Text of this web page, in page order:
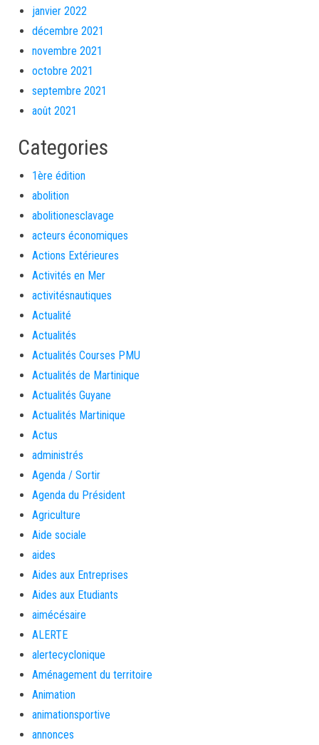
janvier 2022
décembre 2021
novembre 2021
octobre 2021
septembre 2021
août 2021
Categories
1ère édition
abolition
abolitionesclavage
acteurs économiques
Actions Extérieures
Activités en Mer
activitésnautiques
Actualité
Actualités
Actualités Courses PMU
Actualités de Martinique
Actualités Guyane
Actualités Martinique
Actus
administrés
Agenda / Sortir
Agenda du Président
Agriculture
Aide sociale
aides
Aides aux Entreprises
Aides aux Etudiants
aimécésaire
ALERTE
alertecyclonique
Aménagement du territoire
Animation
animationsportive
annonces